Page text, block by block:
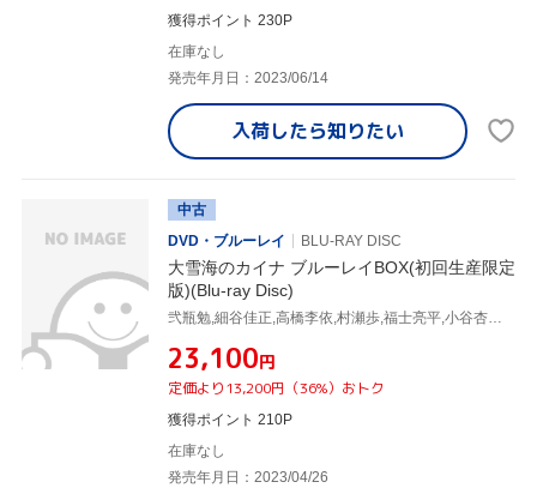
獲得ポイント 230P
在庫なし
発売年月日：2023/06/14
入荷したら知りたい
中古
DVD・ブルーレイ
BLU-RAY DISC
大雪海のカイナ ブルーレイBOX(初回生産限定
版)(Blu-ray Disc)
弐瓶勉,細谷佳正,高橋李依,村瀬歩,福士亮平,小谷杏子,KOHTA YAMAMOTO,馬瀬みさき
¥23,100円
定価より13,200円（36%）おトク
獲得ポイント 210P
在庫なし
発売年月日：2023/04/26